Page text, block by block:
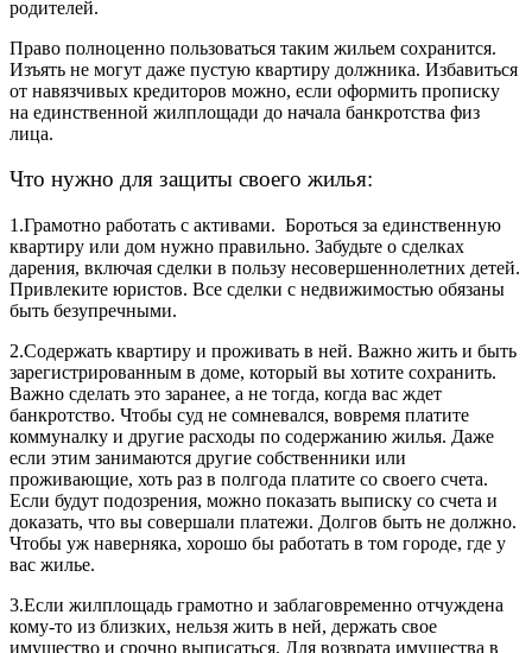
родителей.
Право полноценно пользоваться таким жильем сохранится.
Изъять не могут даже пустую квартиру должника. Избавиться
от навязчивых кредиторов можно, если оформить прописку
на единственной жилплощади до начала банкротства физ
лица.
Что нужно для защиты своего жилья:
1.Грамотно работать с активами. Бороться за единственную
квартиру или дом нужно правильно. Забудьте о сделках
дарения, включая сделки в пользу несовершеннолетних детей.
Привлеките юристов. Все сделки с недвижимостью обязаны
быть безупречными.
2.Содержать квартиру и проживать в ней. Важно жить и быть
зарегистрированным в доме, который вы хотите сохранить.
Важно сделать это заранее, а не тогда, когда вас ждет
банкротство. Чтобы суд не сомневался, вовремя платите
коммуналку и другие расходы по содержанию жилья. Даже
если этим занимаются другие собственники или
проживающие, хоть раз в полгода платите со своего счета.
Если будут подозрения, можно показать выписку со счета и
доказать, что вы совершали платежи. Долгов быть не должно.
Чтобы уж наверняка, хорошо бы работать в том городе, где у
вас жилье.
3.Если жилплощадь грамотно и заблаговременно отчуждена
кому-то из близких, нельзя жить в ней, держать свое
имущество и срочно выписаться. Для возврата имущества в